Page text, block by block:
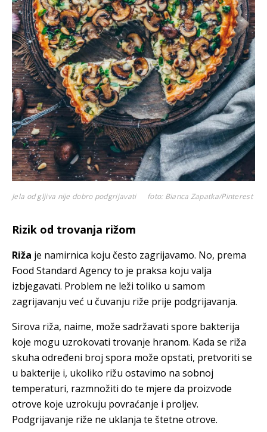
Jela od gljiva nije dobro podgrijavati foto: Bianca Zapatka/Pinterest
Rizik od trovanja rižom
Riža je namirnica koju često zagrijavamo. No, prema
Food Standard Agency to je praksa koju valja
izbjegavati. Problem ne leži toliko u samom
zagrijavanju već u čuvanju riže prije podgrijavanja.
Sirova riža, naime, može sadržavati spore bakterija
koje mogu uzrokovati trovanje hranom. Kada se riža
skuha određeni broj spora može opstati, pretvoriti se
u bakterije i, ukoliko rižu ostavimo na sobnoj
temperaturi, razmnožiti do te mjere da proizvode
otrove koje uzrokuju povraćanje i proljev.
Podgrijavanje riže ne uklanja te štetne otrove.